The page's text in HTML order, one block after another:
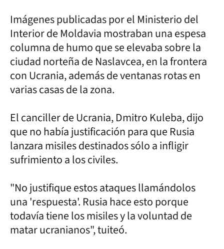
Imágenes publicadas por el Ministerio del
Interior de Moldavia mostraban una espesa
columna de humo que se elevaba sobre la
ciudad norteña de Naslavcea, en la frontera
con Ucrania, además de ventanas rotas en
varias casas de la zona.
El canciller de Ucrania, Dmitro Kuleba, dijo
que no había justificación para que Rusia
lanzara misiles destinados sólo a infligir
sufrimiento a los civiles.
"No justifique estos ataques llamándolos
una 'respuesta'. Rusia hace esto porque
todavía tiene los misiles y la voluntad de
matar ucranianos", tuiteó.